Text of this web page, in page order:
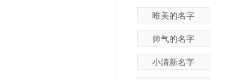
唯美的名字
帅气的名字
小清新名字